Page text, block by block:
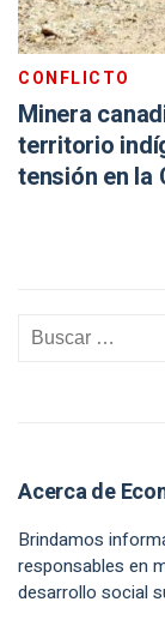
CONFLICTO
Minera
territorio
tensión en la
Acerca de
Brindamos
responsables en
desarrollo social